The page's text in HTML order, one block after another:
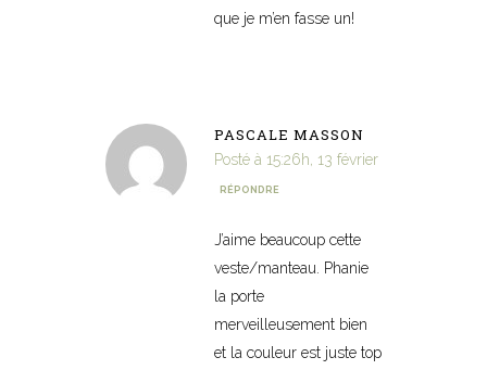
que je m’en fasse un!
PASCALE MASSON
Posté à 15:26h, 13 février
RÉPONDRE
J’aime beaucoup cette
veste/manteau. Phanie
la porte
merveilleusement bien
et la couleur est juste top